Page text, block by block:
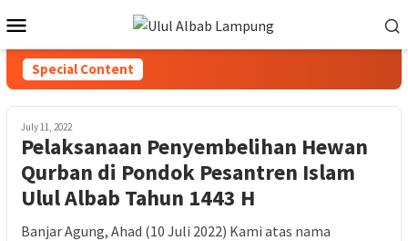
Special Content
July 11, 2022
Pelaksanaan Penyembelihan Hewan
Qurban di Pondok Pesantren Islam
Ulul Albab Tahun 1443 H
Banjar Agung, Ahad (10 Juli 2022) Kami atas nama